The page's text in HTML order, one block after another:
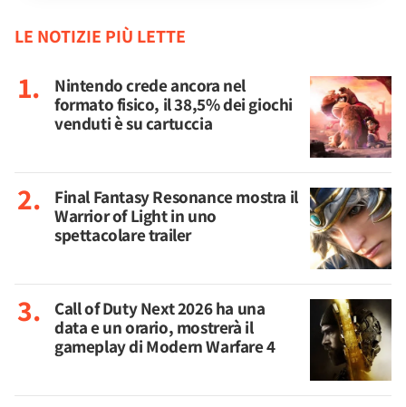
LE NOTIZIE PIÙ LETTE
Nintendo crede ancora nel
formato fisico, il 38,5% dei giochi
venduti è su cartuccia
Final Fantasy Resonance mostra il
Warrior of Light in uno
spettacolare trailer
Call of Duty Next 2026 ha una
data e un orario, mostrerà il
gameplay di Modern Warfare 4